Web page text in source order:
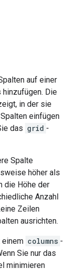
auf einer
hinzufügen. Die
in der sie
einfügen
das grid -
Spalte
höher als
die Höhe der
Anzahl
Zeilen
ausrichten.
columns -
Sie nur das
minimieren